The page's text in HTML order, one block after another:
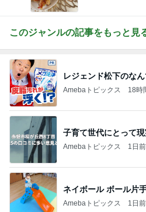
このジャンルの記事をもっと見
レジェンド松下のな
Amebaトピックス 18時
子育て世代にとって
Amebaトピックス 1日前
ネイボール ボール片
Amebaトピックス 1日前